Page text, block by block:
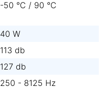
-50 °C / 90 °C
40 W
113 db
127 db
250 - 8125 Hz